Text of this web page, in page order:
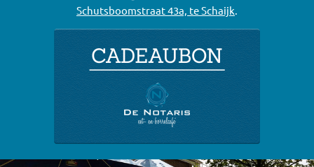
Schutsboomstraat 43a, te Schaijk